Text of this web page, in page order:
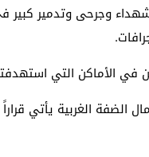
وجرحى وتدمير كبير في
في الأماكن التي
الضفة الغربية يأتي